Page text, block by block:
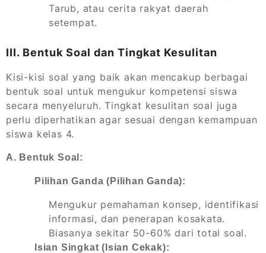
Tarub, atau cerita rakyat daerah
setempat.
III. Bentuk Soal dan Tingkat Kesulitan
Kisi-kisi soal yang baik akan mencakup berbagai
bentuk soal untuk mengukur kompetensi siswa
secara menyeluruh. Tingkat kesulitan soal juga
perlu diperhatikan agar sesuai dengan kemampuan
siswa kelas 4.
A. Bentuk Soal:
Pilihan Ganda (Pilihan Ganda):
Mengukur pemahaman konsep, identifikasi
informasi, dan penerapan kosakata.
Biasanya sekitar 50-60% dari total soal.
Isian Singkat (Isian Cekak):